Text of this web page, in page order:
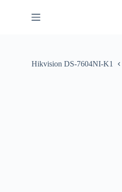
Hikvision DS-7604NI-K1